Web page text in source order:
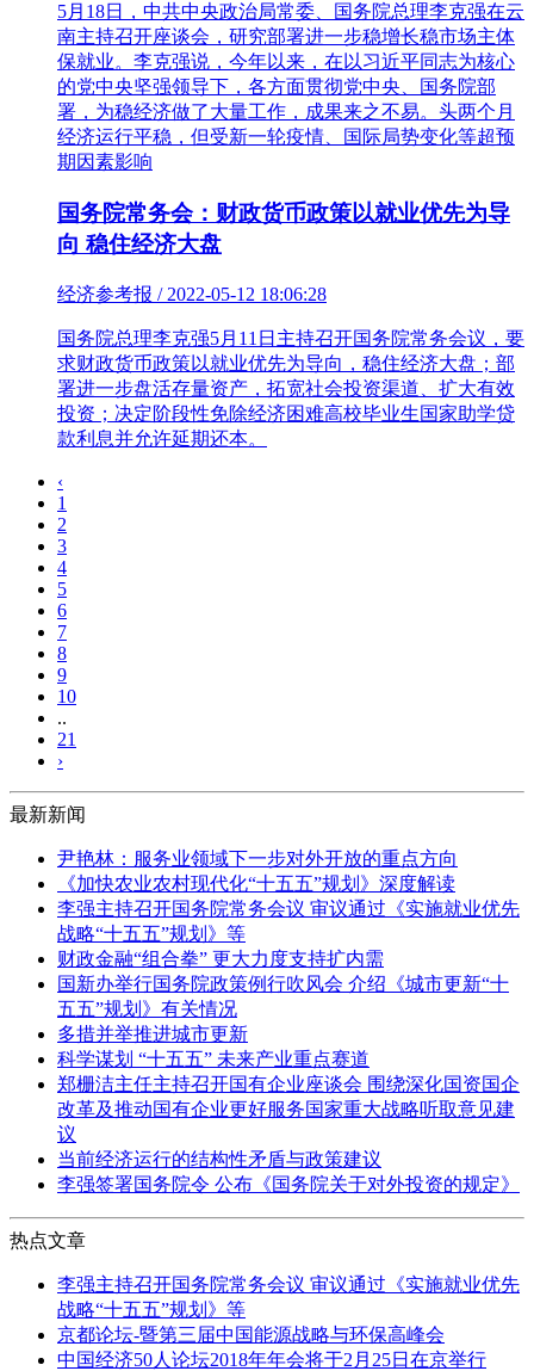
5月18日，中共中央政治局常委、国务院总理李克强在云
南主持召开座谈会，研究部署进一步稳增长稳市场主体
保就业。李克强说，今年以来，在以习近平同志为核心
的党中央坚强领导下，各方面贯彻党中央、国务院部
署，为稳经济做了大量工作，成果来之不易。头两个月
经济运行平稳，但受新一轮疫情、国际局势变化等超预
期因素影响
国务院常务会：财政货币政策以就业优先为导
向 稳住经济大盘
经济参考报 / 2022-05-12 18:06:28
国务院总理李克强5月11日主持召开国务院常务会议，要
求财政货币政策以就业优先为导向，稳住经济大盘；部
署进一步盘活存量资产，拓宽社会投资渠道、扩大有效
投资；决定阶段性免除经济困难高校毕业生国家助学贷
款利息并允许延期还本。
‹
1
2
3
4
5
6
7
8
9
10
..
21
›
最新新闻
尹艳林：服务业领域下一步对外开放的重点方向
《加快农业农村现代化“十五五”规划》深度解读
李强主持召开国务院常务会议 审议通过《实施就业优先
战略“十五五”规划》等
财政金融“组合拳” 更大力度支持扩内需
国新办举行国务院政策例行吹风会 介绍《城市更新“十
五五”规划》有关情况
多措并举推进城市更新
科学谋划 “十五五” 未来产业重点赛道
郑栅洁主任主持召开国有企业座谈会 围绕深化国资国企
改革及推动国有企业更好服务国家重大战略听取意见建
议
当前经济运行的结构性矛盾与政策建议
李强签署国务院令 公布《国务院关于对外投资的规定》
热点文章
李强主持召开国务院常务会议 审议通过《实施就业优先
战略“十五五”规划》等
京都论坛-暨第三届中国能源战略与环保高峰会
中国经济50人论坛2018年年会将于2月25日在京举行